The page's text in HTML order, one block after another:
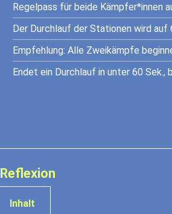
Regelpass für beide Kämpfer*innen
Der Durchlauf der Stationen wird
Empfehlung: Alle Zweikämpfe
Endet ein Durchlauf in unter 60 Sek.,
Reflexion
Inhalt